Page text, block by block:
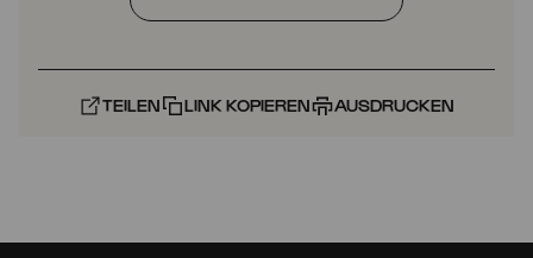
TEILEN LINK KOPIEREN AUSDRUCKEN